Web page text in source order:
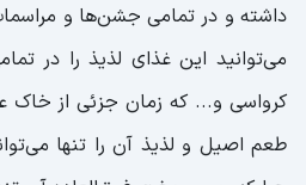
داشته و در تمامی جشن‌ها و
می‌توانید این غذای لذیذ را در
کرواسی و... که زمان جزئی از خاک
طعم اصیل و لذیذ آن را تنها